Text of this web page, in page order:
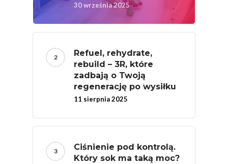
30 września 2025
Refuel, rehydrate,
rebuild – 3R, które
zadbają o Twoją
regenerację po wysiłku
11 sierpnia 2025
Ciśnienie pod kontrolą.
Który sok ma taką moc?
Certyfikowany
Narodowe Badania
Owoców
Nutriscore Fakty
Jedz Owoce I
Nich Największa